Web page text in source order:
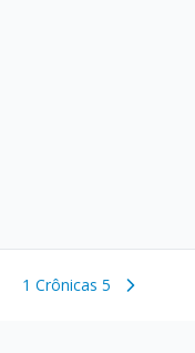
1 Crônicas 5